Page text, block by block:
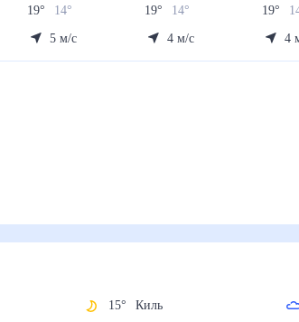
19° 14°
5 м/с
19° 14°
4 м/с
19°
4
15° Киль